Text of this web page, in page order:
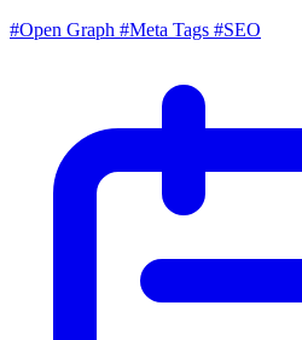
#Open Graph #Meta Tags #SEO